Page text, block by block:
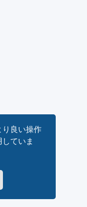
り良い操作
ていま